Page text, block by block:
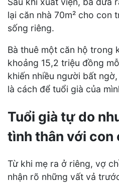
lại căn nhà 70m² cho con
sống riêng.
Bà thuê một căn hộ trong
khoảng 15,2 triệu đồng
khiến nhiều người bất
là cách để tuổi già của
Tuổi già tự do
tình thân với con
Từ khi mẹ ra ở riêng, vợ
nhận rõ những vất vả